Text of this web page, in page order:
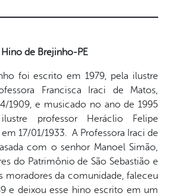
de Brejinho-PE
foi escrito em 1979, pela ilustre
Francisca Iraci de Matos,
1909, e musicado no ano de 1995
professor Heráclio Felipe
17/01/1933. A Professora Iraci de
com o senhor Manoel Simão,
do Patrimônio de São Sebastião e
moradores da comunidade, faleceu
e deixou esse hino escrito em um